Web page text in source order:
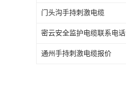
门头沟手持刺激电缆
密云安全监护电缆联系电话
通州手持刺激电缆报价